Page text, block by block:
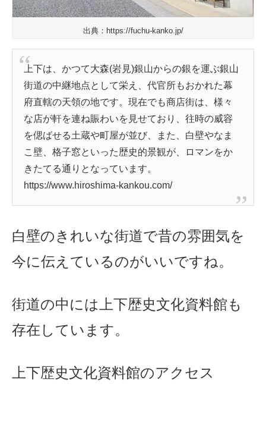
出典：https://fuchu-kanko.jp/
上下は、かつて大森(岩見)銀山からの銀を運ぶ銀山
街道の中継地点として栄え、代官所もおかれた幕
府直轄の天領の地です。現在でも商店街は、様々
な店が軒を連ね賑わいを見せており、往時の威容
を偲ばせる土蔵や町屋が並び、また、白壁やなま
こ壁、格子窓といった歴史的景観が、ロマンをか
きたてる通りとなっています。
https://www.hiroshima-kankou.com/
白壁のきれいな街道で昔の雰囲気を
今に伝えているのがいいですね。
街道の中には上下歴史文化資料館も
存在しています。
上下歴史文化資料館のアクセス